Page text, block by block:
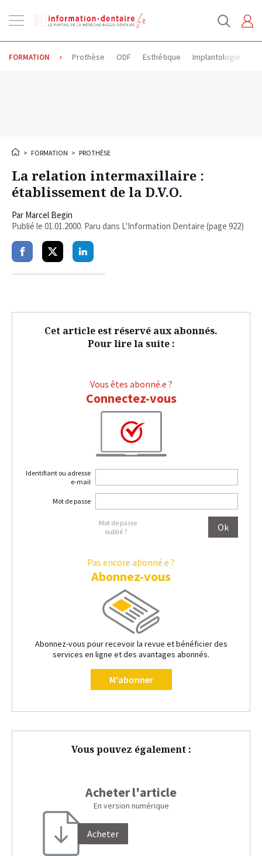
la
FORMATION Prothèse ODF Esthétique Implantologie
> FORMATION > PROTHÈSE
La relation intermaxillaire :
établissement de la D.V.O.
Par Marcel Begin
Publié le 01.01.2000. Paru dans L'Information Dentaire (page 922)
PartagerPartagerPartager
Cet article est réservé aux abonnés.
Pour lire la suite :
Vous êtes abonné.e ?
Connectez-vous
Identifiant ou adresse
e-mail
Mot de passe
Mot de passe
oublié ?
Pas encore abonné.e ?
Abonnez-vous
Abonnez-vous pour recevoir la revue et bénéficier des
services en ligne et des avantages abonnés.
M'abonner
Vous pouvez également :
Acheter l'article
En version numérique
Acheter